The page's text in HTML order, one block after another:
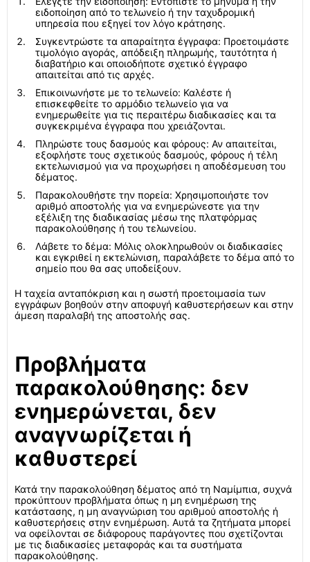
ειδοποίηση από το τελωνείο ή την ταχυδρομική
υπηρεσία που εξηγεί τον λόγο κράτησης.
Συγκεντρώστε τα απαραίτητα έγγραφα: Προετοιμάστε
τιμολόγιο αγοράς, απόδειξη πληρωμής, ταυτότητα ή
διαβατήριο και οποιοδήποτε σχετικό έγγραφο
απαιτείται από τις αρχές.
Επικοινωνήστε με το τελωνείο: Καλέστε ή
επισκεφθείτε το αρμόδιο τελωνείο για να
ενημερωθείτε για τις περαιτέρω διαδικασίες και τα
συγκεκριμένα έγγραφα που χρειάζονται.
Πληρώστε τους δασμούς και φόρους: Αν απαιτείται,
εξοφλήστε τους σχετικούς δασμούς, φόρους ή τέλη
εκτελωνισμού για να προχωρήσει η αποδέσμευση του
δέματος.
Παρακολουθήστε την πορεία: Χρησιμοποιήστε τον
αριθμό αποστολής για να ενημερώνεστε για την
εξέλιξη της διαδικασίας μέσω της πλατφόρμας
παρακολούθησης ή του τελωνείου.
Λάβετε το δέμα: Μόλις ολοκληρωθούν οι διαδικασίες
και εγκριθεί η εκτελώνιση, παραλάβετε το δέμα από το
σημείο που θα σας υποδείξουν.
Η ταχεία ανταπόκριση και η σωστή προετοιμασία των
εγγράφων βοηθούν στην αποφυγή καθυστερήσεων και στην
άμεση παραλαβή της αποστολής σας.
Προβλήματα
παρακολούθησης: δεν
ενημερώνεται, δεν
αναγνωρίζεται ή
καθυστερεί
Κατά την παρακολούθηση δέματος από τη Ναμίμπια, συχνά
προκύπτουν προβλήματα όπως η μη ενημέρωση της
κατάστασης, η μη αναγνώριση του αριθμού αποστολής ή
καθυστερήσεις στην ενημέρωση. Αυτά τα ζητήματα μπορεί
να οφείλονται σε διάφορους παράγοντες που σχετίζονται
με τις διαδικασίες μεταφοράς και τα συστήματα
παρακολούθησης.